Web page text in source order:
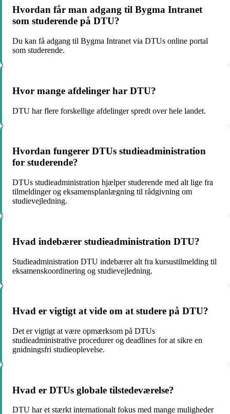
Hvordan får man adgang til Bygma Intranet
som studerende på DTU?
Du kan få adgang til Bygma Intranet via DTUs online portal
som studerende.
Hvor mange afdelinger har DTU?
DTU har flere forskellige afdelinger spredt over hele landet.
Hvordan fungerer DTUs studieadministration
for studerende?
DTUs studieadministration hjælper studerende med alt lige fra
tilmeldinger og eksamensplanlægning til rådgivning om
studievejledning.
Hvad indebærer studieadministration DTU?
Studieadministration DTU indebærer alt fra kursustilmelding til
eksamenskoordinering og studievejledning.
Hvad er vigtigt at vide om at studere på DTU?
Det er vigtigt at være opmærksom på DTUs
studieadministrative procedurer og deadlines for at sikre en
gnidningsfri studieoplevelse.
Hvad er DTUs globale tilstedeværelse?
DTU har et stærkt internationalt fokus med mange muligheder